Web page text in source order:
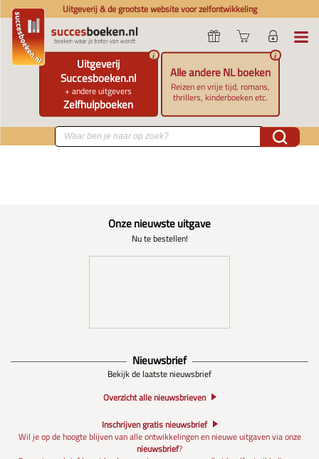
Uitgeverij & de grootste website voor zelfontwikkeling
Uitgeverij
Succesboeken.nl
+ andere uitgevers
Zelfhulpboeken
i
Alle andere NL boeken
Reizen en vrije tijd, romans,
thrillers, kinderboeken etc.
i
Onze nieuwste uitgave
Nu te bestellen!
Nieuwsbrief
Bekijk de laatste nieuwsbrief
Overzicht alle nieuwsbrieven
Inschrijven gratis nieuwsbrief
Wil je op de hoogte blijven van alle ontwikkelingen en nieuwe uitgaven via onze
nieuwsbrief?